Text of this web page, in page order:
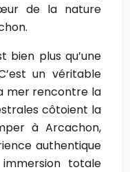
de la nature
bien plus qu’une
un véritable
mer rencontre la
côtoient la
à Arcachon,
authentique
totale